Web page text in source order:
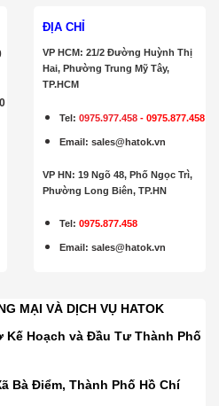
ĐỊA CHỈ
VP HCM: 21/2 Đường Huỳnh Thị
Hai, Phường Trung Mỹ Tây,
TP.HCM
Tel:0975.977.458 -0975.877.458
Email:sales@hatok.vn
VP HN: 19 Ngõ 48, Phố Ngọc Trì,
Phường Long Biên, TP.HN
Tel: 0975.877.458
Email:sales@hatok.vn
MẠI VÀ DỊCH VỤ HATOK
Kế Hoạch và Đầu Tư Thành Phố
Bà Điểm, Thành Phố Hồ Chí